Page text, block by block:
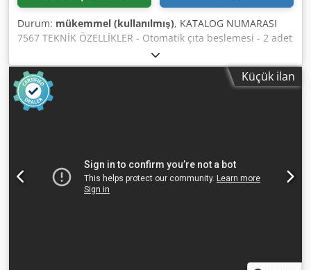
Durum: mükemmel (kullanılmış), KATALOG NUMARASI
7567 TEKNİK ÖZELLİKLER - Otomatik çıta beslemesi - 2 adet
pnömatik baskı - Ünite açısının ayarlanması - Pnömatik mil
hareketi - Aynı anda 2 bölümün işlenmesi - Oluk derinliği:
25 mm'ye kadar - Çıta destekleri - Matkapların salınım
hareketinin ayarlanması - İlerleme kursunun ayarlanması -
Otomatik durdurma - Eğim: 90 derece (dikey) - 0 derece
üretimine uygun - Salınım hareketi - Pnömatik baskılar -
Boyasız - İtalyan üretimi - Kullanılmış makine, çok iyi
durumda Dsdpfxszkhqps Ah Tjck Net fiyat: 13.900 PLN Net
Küçük ilan